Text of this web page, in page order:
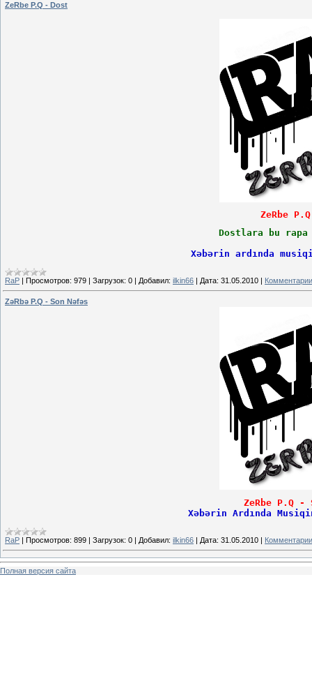
ZeRbe P.Q - Dost
ZeRbe
Dostlara bu rapa
Xəbərin ardında
RaP | Просмотров: 979 | Загрузок: 0 | Добавил: ilkin66 | Дата: 31.05.2010 |
ZəRbə P.Q - Son Nəfəs
ZeRbe P.Q -
Xəbərin Ardında
RaP | Просмотров: 899 | Загрузок: 0 | Добавил: ilkin66 | Дата: 31.05.2010 |
Полная версия сайта